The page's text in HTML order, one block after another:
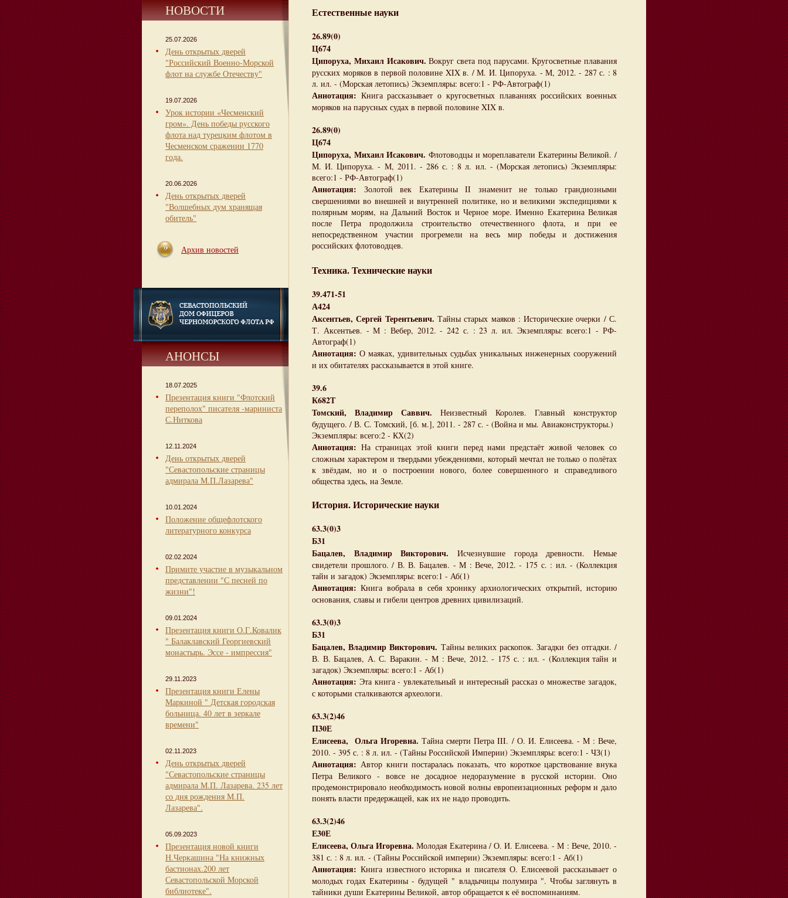
НОВОСТИ
25.07.2026
День открытых дверей
"Российский Военно-Морской
флот на службе Отечеству"
19.07.2026
Урок истории «Чесменский
гром». День победы русского
флота над турецким флотом в
Чесменском сражении 1770
года.
20.06.2026
День открытых дверей
"Волшебных дум хранящая
обитель"
Архив новостей
АНОНСЫ
18.07.2025
Презентация книги "Флотский
переполох" писателя -мариниста
С.Ниткова
12.11.2024
День открытых дверей
"Севастопольские страницы
адмирала М.П.Лазарева"
10.01.2024
Положение общефлотского
литературного конкурса
02.02.2024
Примите участие в музыкальном
представлении "С песней по
жизни"!
09.01.2024
Презентация книги О.Г.Ковалик
" Балаклавский Георгиевский
монастырь. Эссе - импрессия"
29.11.2023
Презентация книги Елены
Маркиной " Детская городская
больница. 40 лет в зеркале
времени"
02.11.2023
День открытых дверей
"Севастопольские страницы
адмирала М.П. Лазарева. 235 лет
со дня рождения М.П.
Лазарева".
05.09.2023
Презентация новой книги
Н.Черкашина "На книжных
бастионах.200 лет
Севастопольской Морской
библиотеке".
Естественные науки
26.89(0)
Ц674
Ципоруха, Михаил Исакович. Вокруг света под парусами. Кругосветные плавания
русских моряков в первой половине XIX в. / М. И. Ципоруха. - М, 2012. - 287 с. : 8
л. ил. - (Морская летопись) Экземпляры: всего:1 - РФ-Автограф(1)
Аннотация: Книга рассказывает о кругосветных плаваниях российских военных
моряков на парусных судах в первой половине XIX в.
26.89(0)
Ц674
Ципоруха, Михаил Исакович. Флотоводцы и мореплаватели Екатерины Великой. /
М. И. Ципоруха. - М, 2011. - 286 с. : 8 л. ил. - (Морская летопись) Экземпляры:
всего:1 - РФ-Автограф(1)
Аннотация: Золотой век Екатерины II знаменит не только грандиозными
свершениями во внешней и внутренней политике, но и великими экспедициями к
полярным морям, на Дальний Восток и Черное море. Именно Екатерина Великая
после Петра продолжила строительство отечественного флота, и при ее
непосредственном участии прогремели на весь мир победы и достижения
российских флотоводцев.
Техника. Технические науки
39.471-51
А424
Аксентьев, Сергей Терентьевич. Тайны старых маяков : Исторические очерки / С.
Т. Аксентьев. - М : Вебер, 2012. - 242 с. : 23 л. ил. Экземпляры: всего:1 - РФ-
Автограф(1)
Аннотация: О маяках, удивительных судьбах уникальных инженерных сооружений
и их обитателях рассказывается в этой книге.
39.6
К682Т
Томский, Владимир Саввич. Неизвестный Королев. Главный конструктор
будущего. / В. С. Томский, [б. м.], 2011. - 287 с. - (Война и мы. Авиаконструкторы.)
Экземпляры: всего:2 - КХ(2)
Аннотация: На страницах этой книги перед нами предстаёт живой человек со
сложным характером и твердыми убеждениями, который мечтал не только о полётах
к звёздам, но и о построении нового, более совершенного и справедливого
общества здесь, на Земле.
История. Исторические науки
63.3(0)3
Б31
Бацалев, Владимир Викторович. Исчезнувшие города древности. Немые
свидетели прошлого. / В. В. Бацалев. - М : Вече, 2012. - 175 с. : ил. - (Коллекция
тайн и загадок) Экземпляры: всего:1 - Аб(1)
Аннотация: Книга вобрала в себя хронику архиологических открытий, историю
основания, славы и гибели центров древних цивилизаций.
63.3(0)3
Б31
Бацалев, Владимир Викторович. Тайны великих раскопок. Загадки без отгадки. /
В. В. Бацалев, А. С. Варакин. - М : Вече, 2012. - 175 с. : ил. - (Коллекция тайн и
загадок) Экземпляры: всего:1 - Аб(1)
Аннотация: Эта книга - увлекательный и интересный рассказ о множестве загадок,
с которыми сталкиваются археологи.
63.3(2)46
П30Е
Елисеева, Ольга Игоревна.Тайна смерти Петра III. / О. И. Елисеева. - М : Вече,
2010. - 395 с. : 8 л. ил. - (Тайны Российской Империи) Экземпляры: всего:1 - ЧЗ(1)
Аннотация: Автор книги постаралась показать, что короткое царствование внука
Петра Великого - вовсе не досадное недоразумение в русской истории. Оно
продемонстрировало необходимость новой волны европеизационных реформ и дало
понять власти предержащей, как их не надо проводить.
63.3(2)46
Е30Е
Елисеева, Ольга Игоревна. Молодая Екатерина / О. И. Елисеева. - М : Вече, 2010. -
381 с. : 8 л. ил. - (Тайны Российской империи) Экземпляры: всего:1 - Аб(1)
Аннотация: Книга известного историка и писателя О. Елисеевой рассказывает о
молодых годах Екатерины - будущей " владычицы полумира ". Чтобы заглянуть в
тайники души Екатерины Великой, автор обращается к её воспоминаниям.